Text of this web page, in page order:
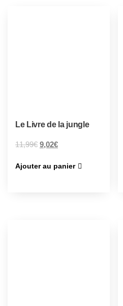
Le Livre de la jungle
11,99€ 9,02€
Ajouter au panier